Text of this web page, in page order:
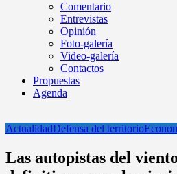
Comentario
Entrevistas
Opinión
Foto-galería
Video-galería
Contactos
Propuestas
Agenda
ActualidadDefensa del territorio
Las autopistas del